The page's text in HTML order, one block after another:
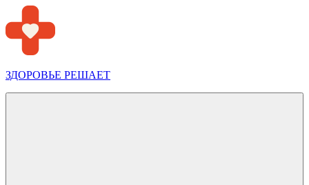
Перейти
к
содержимому
ЗДОРОВЬЕ РЕШАЕТ